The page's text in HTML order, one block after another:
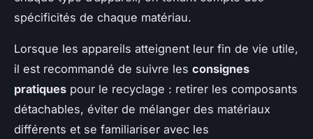
spécificités de chaque matériau.
Lorsque les appareils atteignent leur fin de vie utile,
il est recommandé de suivre les consignes
pratiques pour le recyclage : retirer les composants
détachables, éviter de mélanger des matériaux
différents et se familiariser avec les